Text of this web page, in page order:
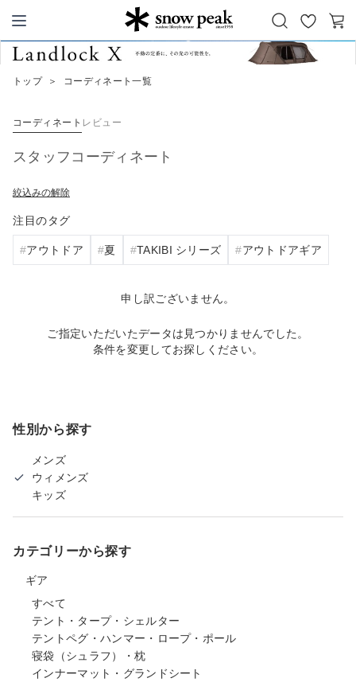
Snow Peak
お
気
カ
トップ ＞ コーディネート一覧
コーディネート レビュー
スタッフコーディネート
絞込みの解除
注目のタグ
アウトドア 夏 TAKIBI シリーズ アウトドアギア
申し訳ございません。
ご指定いただいたデータは見つかりませんでした。
条件を変更してお探しください。
性別から探す
メンズ
ウィメンズ
キッズ
カテゴリーから探す
ギア
すべて
テント・タープ・シェルター
テントペグ・ハンマー・ロープ・ポール
寝袋（シュラフ）・枕
インナーマット・グランドシート